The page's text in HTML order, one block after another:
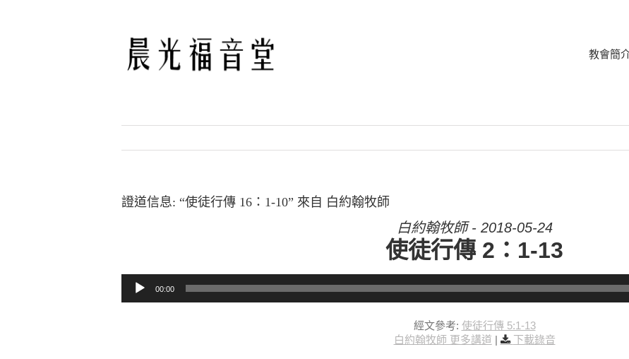
教會簡
證道信息: “使徒行傳 16：1-10” 來自 白約翰牧師
白約翰牧師 - 2018-05-24
使徒行傳 2：1-13
音訊播放器
00:00
經文參考: 使徒行傳 5:1-13
白約翰牧師 更多講道 | 下載錄音